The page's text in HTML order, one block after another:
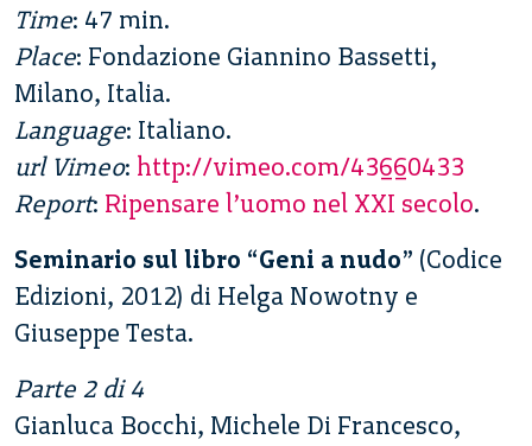
Time: 47 min.
Place: Fondazione Giannino Bassetti,
Milano, Italia.
Language: Italiano.
url Vimeo: http://vimeo.com/43660433
Report: Ripensare l’uomo nel XXI secolo.
Seminario sul libro “Geni a nudo” (Codice
Edizioni, 2012) di Helga Nowotny e
Giuseppe Testa.
Parte 2 di 4
Gianluca Bocchi, Michele Di Francesco,